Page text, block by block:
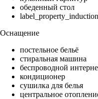
обеденный стол
Оснащение
постельное бельё
стиральная машина
беспроводной
кондиционер
сушилка для белья
центральное